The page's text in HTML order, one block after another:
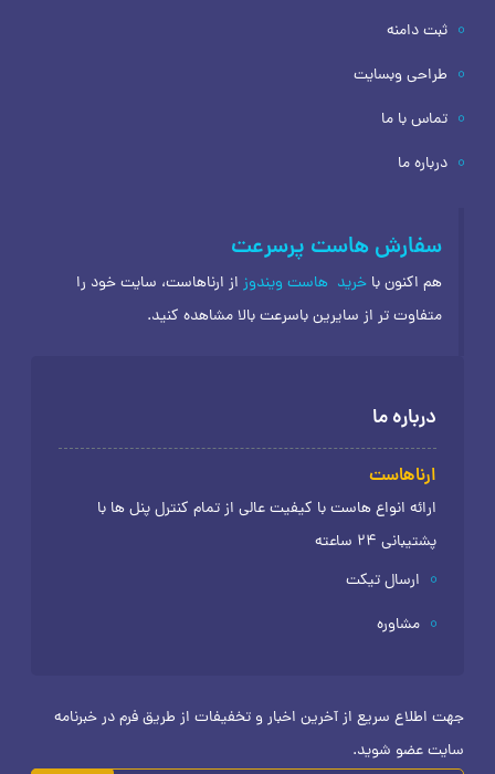
ثبت دامنه
طراحی وبسایت
تماس با ما
درباره ما
سفارش هاست پرسرعت
هم اکنون با خرید هاست ویندوزاز ارناهاست، سایت خود را
متفاوت تر از سایرین باسرعت بالا مشاهده کنید.
درباره ما
ارناهاست
ارائه انواع هاست با کیفیت عالی از تمام کنترل پنل ها با
پشتیبانی 24 ساعته
ارسال تیکت
مشاوره
جهت اطلاع سریع از آخرین اخبار و تخفیفات از طریق فرم در خبرنامه
سایت عضو شوید.